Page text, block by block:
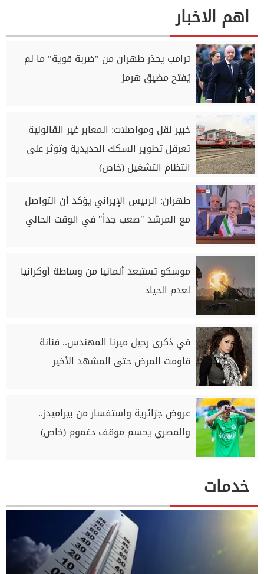
اهم الاخبار
ترامب يحذر طهران من "ضربة قوية" ما لم
يُفتح مضيق هرمز
خبير نقل ومواصلات: المعابر غير القانونية
تعرقل تطوير السكك الحديدية وتؤثر على
انتظام التشغيل (خاص)
طهران: الرئيس الإيراني يؤكد أن التواصل
مع المرشد "صعب جداً" في الوقت الحالي
موسكو تستبعد ألمانيا من وساطة أوكرانيا
لعدم الحياد
في ذكرى رحيل ميرنا المهندس.. فنانة
قاومت المرض حتى المشهد الأخير
عروض جزائرية واستفسار من بيراميدز..
والمصري يحسم موقف دغموم (خاص)
خدمات